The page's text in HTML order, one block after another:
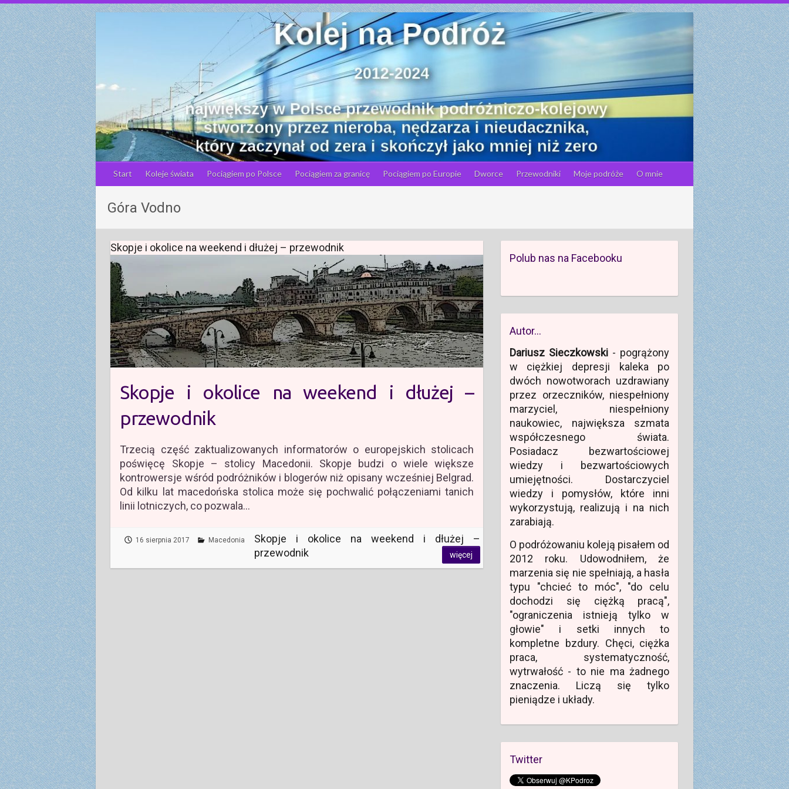
S
k
i
p
t
o
c
o
n
t
e
n
t
Start Koleje świata Pociągiem po Polsce Pociągiem za granicę Pociągiem po Europie Dworce Przewodniki Moje podróże O mnie
Góra Vodno
Skopje i okolice na weekend i dłużej – przewodnik
Skopje i okolice na weekend i dłużej –
przewodnik
Trzecią część zaktualizowanych informatorów o europejskich stolicach
poświęcę Skopje – stolicy Macedonii. Skopje budzi o wiele większe
kontrowersje wśród podróżników i blogerów niż opisany wcześniej Belgrad.
Od kilku lat macedońska stolica może się pochwalić połączeniami tanich
linii lotniczych, co pozwala…
16 sierpnia 2017 Macedonia
Skopje i okolice na weekend i dłużej –
przewodnik
więcej
Polub nas na Facebooku
Autor…
Dariusz Sieczkowski - pogrążony
w ciężkiej depresji kaleka po
dwóch nowotworach uzdrawiany
przez orzeczników, niespełniony
marzyciel, niespełniony
naukowiec, największa szmata
współczesnego świata.
Posiadacz bezwartościowej
wiedzy i bezwartościowych
umiejętności. Dostarczyciel
wiedzy i pomysłów, które inni
wykorzystują, realizują i na nich
zarabiają.
O podróżowaniu koleją pisałem od
2012 roku. Udowodniłem, że
marzenia się nie spełniają, a hasła
typu "chcieć to móc", "do celu
dochodzi się ciężką pracą",
"ograniczenia istnieją tylko w
głowie" i setki innych to
kompletne bzdury. Chęci, ciężka
praca, systematyczność,
wytrwałość - to nie ma żadnego
znaczenia. Liczą się tylko
pieniądze i układy.
Twitter